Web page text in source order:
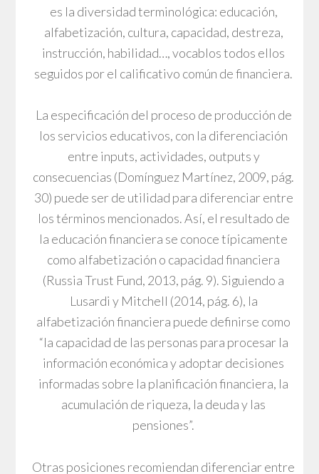
es la diversidad terminológica: educación,
alfabetización, cultura, capacidad, destreza,
instrucción, habilidad…, vocablos todos ellos
seguidos por el calificativo común de financiera.
La especificación del proceso de producción de
los servicios educativos, con la diferenciación
entre inputs, actividades, outputs y
consecuencias (Domínguez Martínez, 2009, pág.
30) puede ser de utilidad para diferenciar entre
los términos mencionados. Así, el resultado de
la educación financiera se conoce típicamente
como alfabetización o capacidad financiera
(Russia Trust Fund, 2013, pág. 9). Siguiendo a
Lusardi y Mitchell (2014, pág. 6), la
alfabetización financiera puede definirse como
“la capacidad de las personas para procesar la
información económica y adoptar decisiones
informadas sobre la planificación financiera, la
acumulación de riqueza, la deuda y las
pensiones”.
Otras posiciones recomiendan diferenciar entre